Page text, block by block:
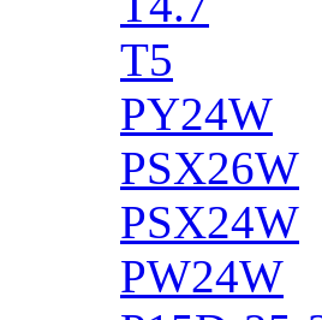
T5
PY24W
PSX26W
PSX24W
PW24W